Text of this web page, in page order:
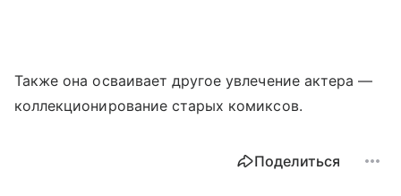
Также она осваивает другое увлечение актера —
коллекционирование старых комиксов.
Поделиться